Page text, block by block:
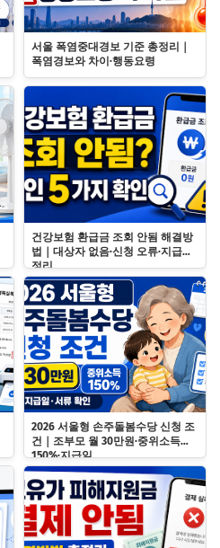
서울 폭염중대경보 기준 총정리｜
폭염경보와 차이·행동요령
건강보험 환급금 조회 안됨 해결방
법｜대상자 없음·신청 오류·지급일
정리
2026 서울형 손주돌봄수당 신청 조
건｜조부모 월 30만원·중위소득
150%·지급일